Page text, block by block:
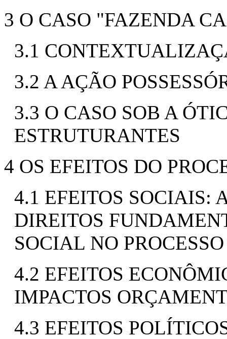
3 O CASO "FAZENDA
3.1
3.2 A AÇÃO
3.3 O CASO SOB A
ESTRUTURANTES
4 OS EFEITOS DO
4.1 EFEITOS SOCIAIS:
DIREITOS
SOCIAL NO PROCESSO
4.2 EFEITOS
IMPACTOS
4.3 EFEITOS